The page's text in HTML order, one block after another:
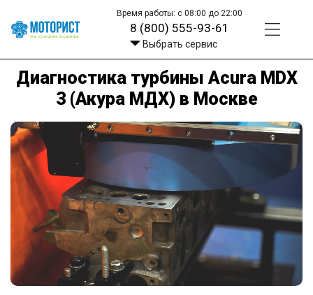
Время работы: с 08:00 до 22:00
8 (800) 555-93-61
Выбрать сервис
Диагностика турбины Acura MDX
3 (Акура МДХ) в Москве